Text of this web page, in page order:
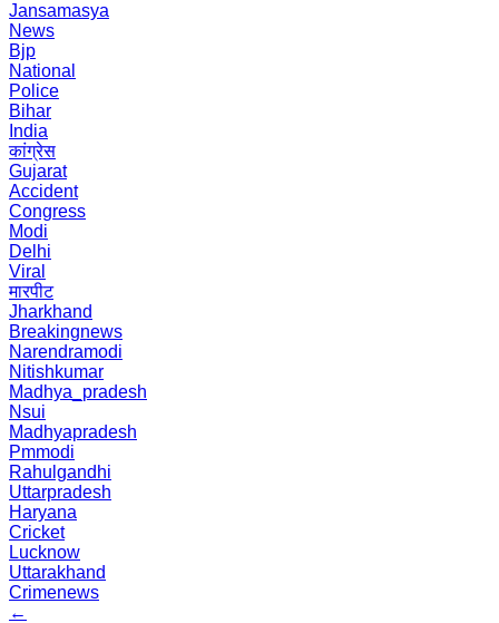
Jansamasya
News
Bjp
National
Police
Bihar
India
कांग्रेस
Gujarat
Accident
Congress
Modi
Delhi
Viral
मारपीट
Jharkhand
Breakingnews
Narendramodi
Nitishkumar
Madhya_pradesh
Nsui
Madhyapradesh
Pmmodi
Rahulgandhi
Uttarpradesh
Haryana
Cricket
Lucknow
Uttarakhand
Crimenews
←